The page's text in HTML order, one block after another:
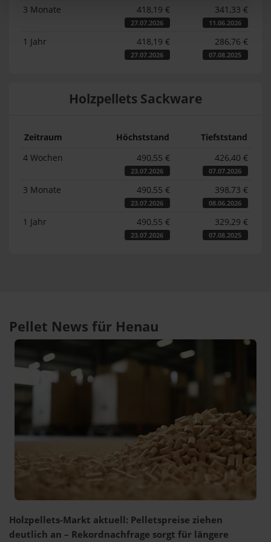
3 Monate 418,19 €
27.07.2026
341,33 €
11.06.2026
1 Jahr 418,19 €
27.07.2026
286,76 €
07.08.2025
Holzpellets Sackware
Zeitraum Höchststand
Tiefststand
4 Wochen
490,55 €
23.07.2026
426,40 €
07.07.2026
3 Monate 490,55 €
23.07.2026
398,73 €
08.06.2026
1 Jahr 490,55 €
23.07.2026
329,29 €
07.08.2025
Pellet News für Henau
Holzpellets-Markt aktuell: Pelletspreise ziehen
deutlich an – Rekordnachfrage sorgt für längere